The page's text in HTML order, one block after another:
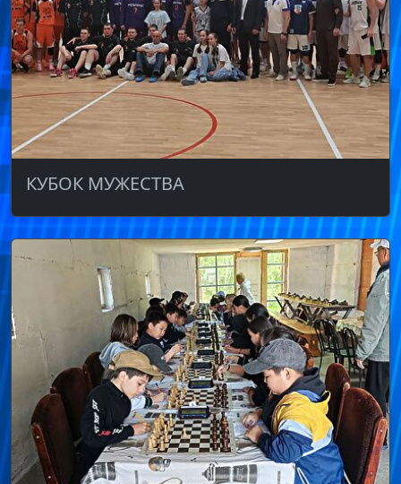
КУБОК МУЖЕСТВА